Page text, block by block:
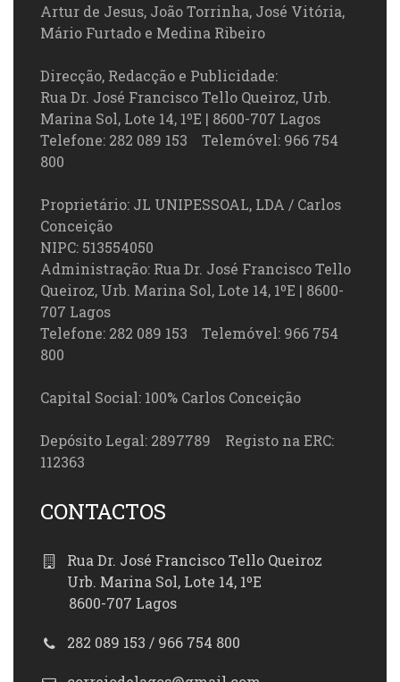
Artur de Jesus, João Torrinha, José Vitória,
Mário Furtado e Medina Ribeiro
Direcção, Redacção e Publicidade:
Rua Dr. José Francisco Tello Queiroz, Urb.
Marina Sol, Lote 14, 1ºE | 8600-707 Lagos
Telefone: 282 089 153 Telemóvel: 966 754
800
Proprietário: JL UNIPESSOAL, LDA / Carlos
Conceição
NIPC: 513554050
Administração: Rua Dr. José Francisco Tello
Queiroz, Urb. Marina Sol, Lote 14, 1ºE | 8600-
707 Lagos
Telefone: 282 089 153 Telemóvel: 966 754
800
Capital Social: 100% Carlos Conceição
Depósito Legal: 2897789 Registo na ERC:
112363
CONTACTOS
Rua Dr. José Francisco Tello Queiroz
Urb. Marina Sol, Lote 14, 1ºE
8600-707 Lagos
282 089 153 / 966 754 800